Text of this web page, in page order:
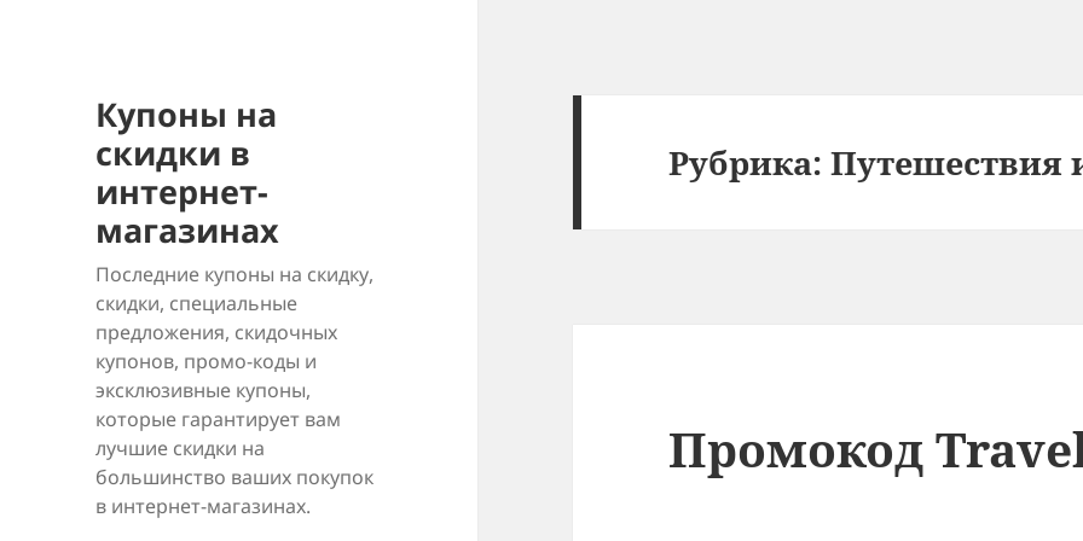
Купоны на
скидки в
интернет-
магазинах
Последние купоны на скидку,
скидки, специальные
предложения, скидочных
купонов, промо-коды и
эксклюзивные купоны,
которые гарантирует вам
лучшие скидки на
большинство ваших покупок
в интернет-магазинах.
Рубрика:Путешествия
Промокод